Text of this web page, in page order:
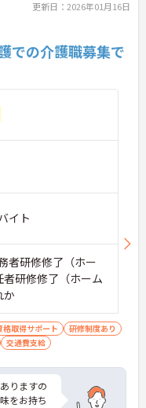
更新日：2026年01月16日
での介護職募集で
イト
者研修修了（ホー
研修修了（ホーム
か
格取得サポート
研修制度あり
交通費支給
りますの
をお持ち